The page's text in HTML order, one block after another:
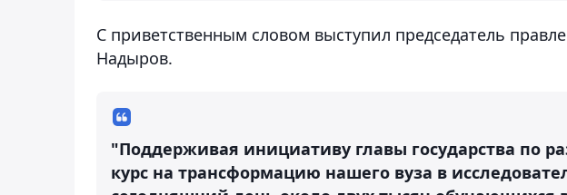
С приветственным словом выступил председатель
Надыров.
"Поддерживая инициативу главы государства по
курс на трансформацию нашего вуза в